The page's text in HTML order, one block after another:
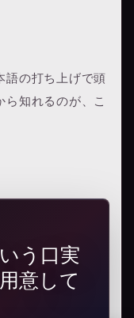
語の打ち上げで頭
知れるのが、こ
う口実
意して